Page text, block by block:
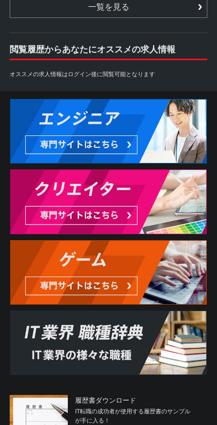
一覧を見る
閲覧履歴からあなたにオススメの求人情報
オススメの求人情報はログイン後に閲覧可能となります
履歴書ダウンロード
IT転職の成功者が使用する履歴書のサンプル
が手に入る！